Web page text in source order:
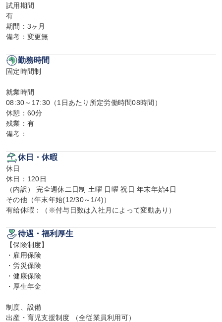
試用期間
有
期間：3ヶ月
備考：変更無
勤務時間
固定時間制
就業時間
08:30～17:30（1日あたり所定労働時間08時間）
休憩：60分
残業：有
備考：
休日・休暇
休日
休日：120日
（内訳） 完全週休二日制 土曜 日曜 祝日 年末年始4日
その他（年末年始(12/30～1/4)）
有給休暇：（※付与日数は入社月によって変動あり）
待遇・福利厚生
【保険制度】
・雇用保険
・労災保険
・健康保険
・厚生年金
制度、設備
出産・育児支援制度 （全従業員利用可）